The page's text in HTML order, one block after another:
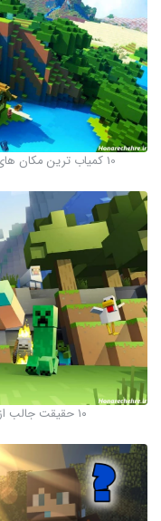
10 کمیاب ترین مکان های ماین کرافت | کمیاب ترین چیز ها | 2022
۱۰ حقیقت جالب از ماینکرفت که که متعجبتان می‌کنند!